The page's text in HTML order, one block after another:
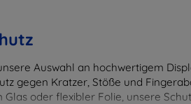
Auswahl an hochwertigem
gegen Kratzer, Stöße und
Glas oder flexibler Folie, unsere